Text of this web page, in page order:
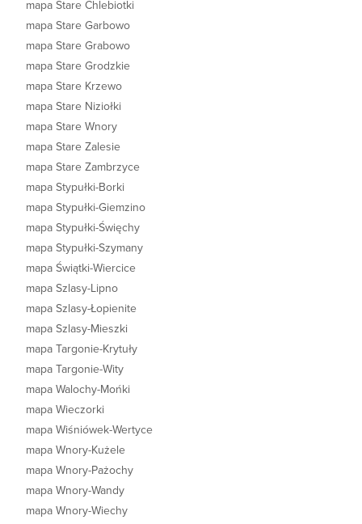
mapa Stare Chlebiotki
mapa Stare Garbowo
mapa Stare Grabowo
mapa Stare Grodzkie
mapa Stare Krzewo
mapa Stare Niziołki
mapa Stare Wnory
mapa Stare Zalesie
mapa Stare Zambrzyce
mapa Stypułki-Borki
mapa Stypułki-Giemzino
mapa Stypułki-Święchy
mapa Stypułki-Szymany
mapa Świątki-Wiercice
mapa Szlasy-Lipno
mapa Szlasy-Łopienite
mapa Szlasy-Mieszki
mapa Targonie-Krytuły
mapa Targonie-Wity
mapa Walochy-Mońki
mapa Wieczorki
mapa Wiśniówek-Wertyce
mapa Wnory-Kużele
mapa Wnory-Pażochy
mapa Wnory-Wandy
mapa Wnory-Wiechy